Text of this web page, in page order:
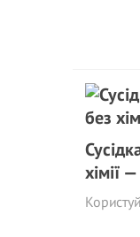
хімії